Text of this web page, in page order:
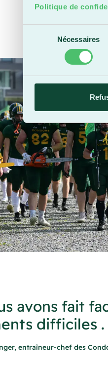
Politique de
consentement
Nécessaires
avons fait
difficiles .
entraîneur-chef des